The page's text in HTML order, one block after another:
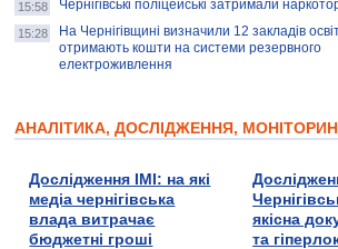
15:58 Чернігівські поліцейські затримали
15:28
На Чернігівщині визначили 12 закладів
отримають кошти на системи резервного
електроживлення
АНАЛІТИКА, ДОСЛІДЖЕННЯ,
Дослідження ІМІ: на які
медіа чернігівська
влада витрачає
бюджетні гроші
якісна
та